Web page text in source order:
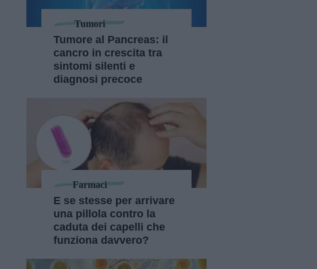
Tumori
Tumore al Pancreas: il
cancro in crescita tra
sintomi silenti e
diagnosi precoce
Farmaci
E se stesse per arrivare
una pillola contro la
caduta dei capelli che
funziona davvero?